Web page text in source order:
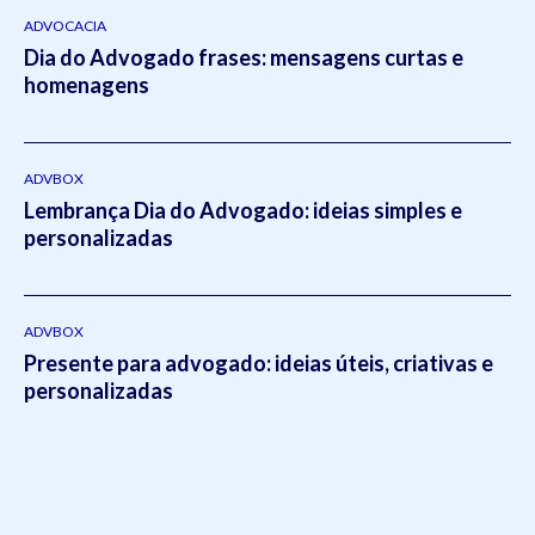
- 2014).Atua como um dos principais gestores da Koetz
Advocacia realizando a supervisão e liderança em todos os
setores do escritório.Em 2021, Eduardo publicou o livro
pela editoraViseu.
ADVOCACIA
Dia do Advogado frases: mensagens curtas e
homenagens
ADVBOX
Lembrança Dia do Advogado: ideias simples e
personalizadas
ADVBOX
Presente para advogado: ideias úteis, criativas e
personalizadas